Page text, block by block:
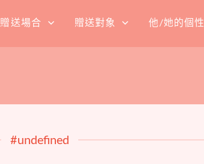
贈送場合 贈送對象 他/她的個性
#undefined